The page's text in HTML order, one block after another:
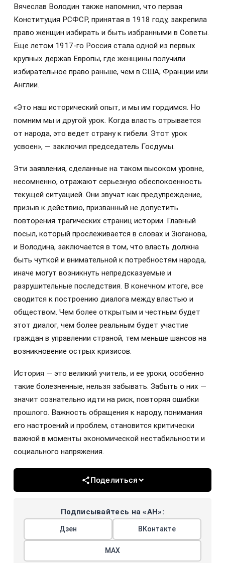
Вячеслав Володин также напомнил, что первая
Конституция РСФСР, принятая в 1918 году, закрепила
право женщин избирать и быть избранными в Советы.
Еще летом 1917-го Россия стала одной из первых
крупных держав Европы, где женщины получили
избирательное право раньше, чем в США, Франции или
Англии.
«Это наш исторический опыт, и мы им гордимся. Но
помним мы и другой урок. Когда власть отрывается
от народа, это ведет страну к гибели. Этот урок
усвоен», — заключил председатель Госдумы.
Эти заявления, сделанные на таком высоком уровне,
несомненно, отражают серьезную обеспокоенность
текущей ситуацией. Они звучат как предупреждение,
призыв к действию, призванный не допустить
повторения трагических страниц истории. Главный
посыл, который прослеживается в словах и Зюганова,
и Володина, заключается в том, что власть должна
быть чуткой и внимательной к потребностям народа,
иначе могут возникнуть непредсказуемые и
разрушительные последствия. В конечном итоге, все
сводится к построению диалога между властью и
обществом. Чем более открытым и честным будет
этот диалог, чем более реальным будет участие
граждан в управлении страной, тем меньше шансов на
возникновение острых кризисов.
История — это великий учитель, и ее уроки, особенно
такие болезненные, нельзя забывать. Забыть о них —
значит сознательно идти на риск, повторяя ошибки
прошлого. Важность обращения к народу, понимания
его настроений и проблем, становится критически
важной в моменты экономической нестабильности и
социального напряжения.
Поделиться
Подписывайтесь на «АН»:
Дзен ВКонтакте
МАХ